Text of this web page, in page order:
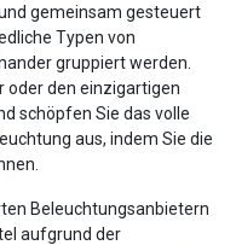
gemeinsam gesteuert
Typen von
gruppiert werden.
oder den einzigartigen
schöpfen Sie das volle
aus, indem Sie die
Beleuchtungsanbietern
aufgrund der